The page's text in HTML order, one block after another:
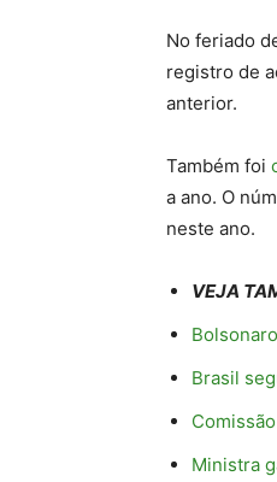
No feriado
registro de
anterior.
Também foi
a ano. O
neste ano.
VEJA
Brasil
Ministra